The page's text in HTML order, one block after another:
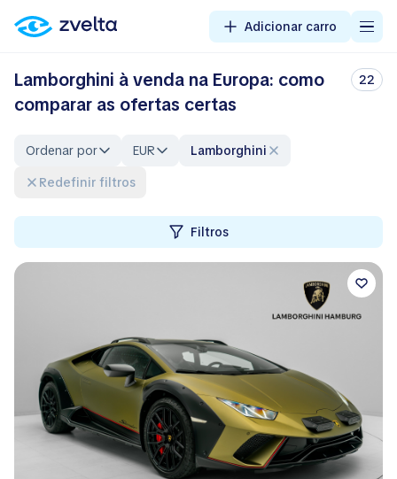
Adicionar carro
Lamborghini à venda na Europa: como
comparar as ofertas certas
22
Ordenar por EUR
Lamborghini
Redefinir filtros
Filtros